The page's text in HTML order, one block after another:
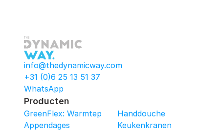
info@thedynamicway.com
+31 (0)6 25 13 51 37
WhatsApp
Producten
GreenFlex: Warmtepomop-Box
Appendages
Handdouche
Keukenkranen